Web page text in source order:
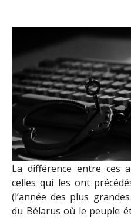
La différence entre ces
celles qui les ont
(l’année des plus
du Bélarus où le peuple